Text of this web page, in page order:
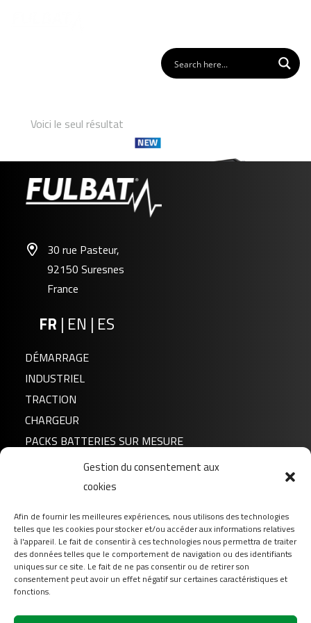
Gestion du consentement aux
cookies
Afin de fournir les meilleures expériences, nous utilisons des technologies
telles que les cookies pour stocker et/ou accéder aux informations relatives
à l'appareil. Le fait de consentir à ces technologies nous permettra de traiter
des données telles que le comportement de navigation ou des identifiants
uniques sur ce site. Le fait de ne pas consentir ou de retirer son
consentement peut avoir un effet négatif sur certaines caractéristiques et
fonctions.
Voici le seul résultat
30 rue Pasteur,
92150 Suresnes
France
FR | EN | ES
DÉMARRAGE
INDUSTRIEL
TRACTION
CHARGEUR
PACKS BATTERIES SUR MESURE
FAQ
Téléchargement
Login
Contact